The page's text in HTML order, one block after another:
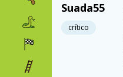
Suada55
crítico